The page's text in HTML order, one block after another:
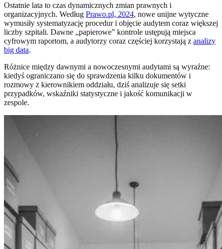
Ostatnie lata to czas dynamicznych zmian prawnych i
organizacyjnych. Według Prawo.pl, 2024, nowe unijne wytyczne
wymusiły systematyzację procedur i objęcie audytem coraz większej
liczby szpitali. Dawne „papierowe” kontrole ustępują miejsca
cyfrowym raportom, a audytorzy coraz częściej korzystają z analizy
big data.
Różnice między dawnymi a nowoczesnymi audytami są wyraźne:
kiedyś ograniczano się do sprawdzenia kilku dokumentów i
rozmowy z kierownikiem oddziału, dziś analizuje się setki
przypadków, wskaźniki statystyczne i jakość komunikacji w
zespole.